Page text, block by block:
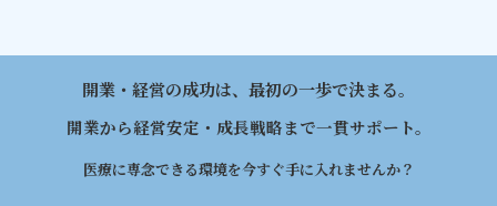
開業・経営の成功は、最初の一歩で決まる。
開業から経営安定・成長戦略まで一貫サポート。
医療に専念できる環境を今すぐ手に入れませんか？